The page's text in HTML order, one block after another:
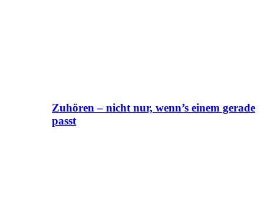
Zuhören – nicht nur, wenn’s einem gerade
passt